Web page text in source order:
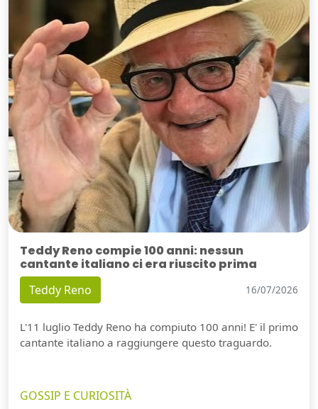
Teddy Reno compie 100 anni: nessun
cantante italiano ci era riuscito prima
Teddy Reno 16/07/2026
L'11 luglio Teddy Reno ha compiuto 100 anni! E' il primo
cantante italiano a raggiungere questo traguardo.
GOSSIP E CURIOSITÀ